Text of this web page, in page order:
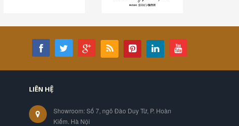
LIÊN HỆ
Showroom: Số 7, ngõ Đào Duy Từ, P. Hoàn
Kiếm. Hà Nội